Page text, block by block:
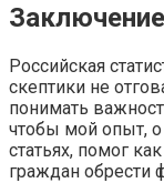
Заключение
Российская
скептики не
понимать
чтобы мой опыт,
статьях, помог
граждан обрести